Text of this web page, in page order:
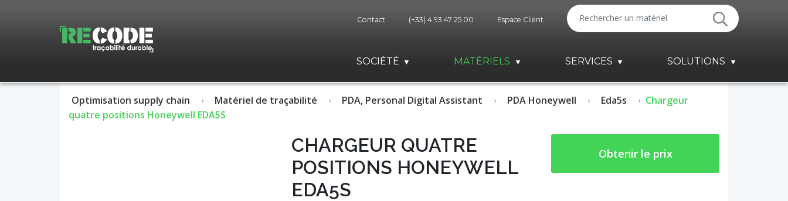
Contact (+33) 4 93 47 25 00 Espace Client
SOCIÉTÉ MATÉRIELS SERVICES SOLUTIONS
Optimisation supply chain Matériel de traçabilité PDA, Personal Digital Assistant PDA Honeywell Eda5s
Chargeur
quatre positions Honeywell EDA5S
CHARGEUR QUATRE
POSITIONS HONEYWELL
EDA5S
Obtenir le prix